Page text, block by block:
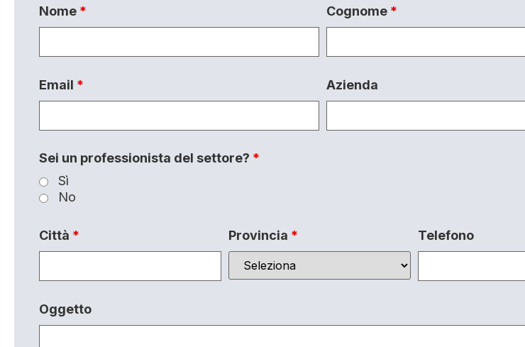
Nome * Cognome *
Email * Azienda
Sei un professionista del settore? *
Sì
No
Città * Provincia * Telefono
Oggetto